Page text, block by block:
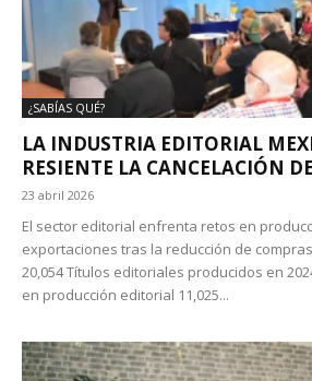
¿SABÍAS QUÉ?
LA INDUSTRIA EDITORIAL
RESIENTE LA CANCELACIÓN
23 abril 2026
El sector editorial enfrenta retos en
exportaciones tras la reducción de
20,054 Títulos editoriales producidos en
en producción editorial 11,025...